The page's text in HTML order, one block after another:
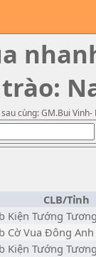
cùng: GM.Bui
CLB/Tỉnh
Kiện Tướng
Cờ Vua Đông Anh
Kiện Tướng